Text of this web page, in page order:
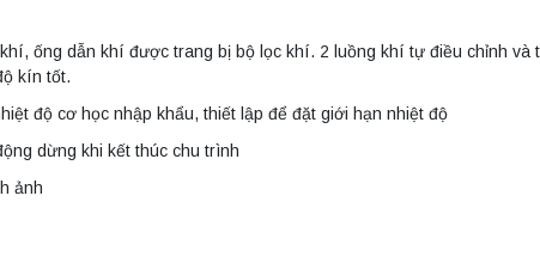
ống dẫn khí được trang bị bộ lọc khí. 2 luồng khí tự điều chỉnh và
kín tốt.
độ cơ học nhập khẩu, thiết lập để đặt giới hạn nhiệt độ
dừng khi kết thúc chu trình
ảnh